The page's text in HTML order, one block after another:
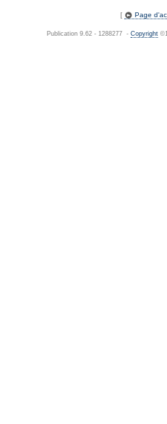
[ Page
Publication 9.62 - 1288277 - Copyright